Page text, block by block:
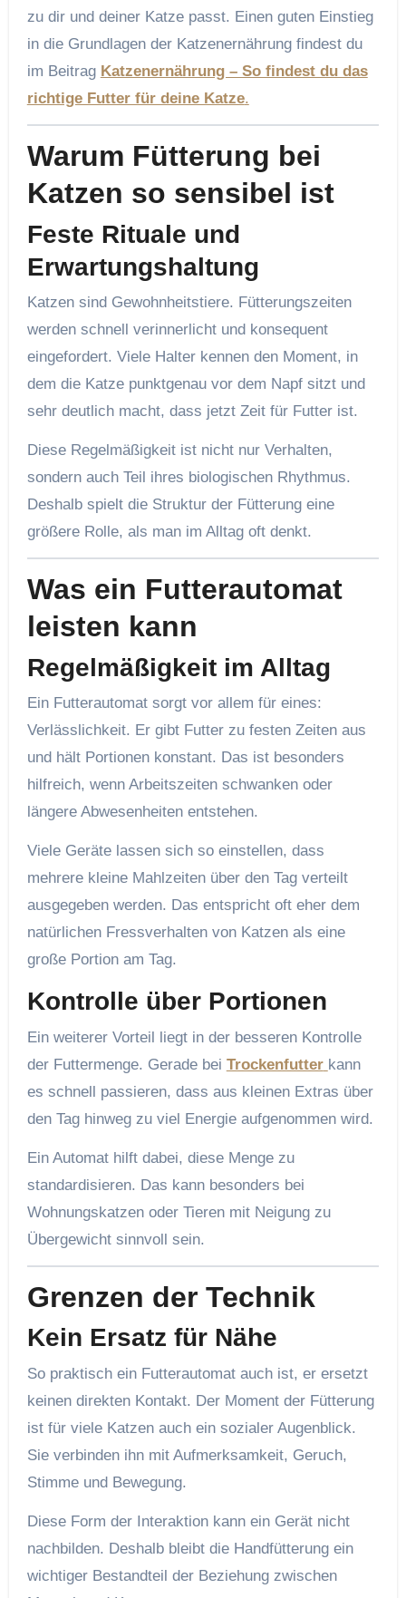
zu dir und deiner Katze passt. Einen guten Einstieg
in die Grundlagen der Katzenernährung findest du
im Beitrag Katzenernährung – So findest du das
richtige Futter für deine Katze.
Warum Fütterung bei
Katzen so sensibel ist
Feste Rituale und
Erwartungshaltung
Katzen sind Gewohnheitstiere. Fütterungszeiten
werden schnell verinnerlicht und konsequent
eingefordert. Viele Halter kennen den Moment, in
dem die Katze punktgenau vor dem Napf sitzt und
sehr deutlich macht, dass jetzt Zeit für Futter ist.
Diese Regelmäßigkeit ist nicht nur Verhalten,
sondern auch Teil ihres biologischen Rhythmus.
Deshalb spielt die Struktur der Fütterung eine
größere Rolle, als man im Alltag oft denkt.
Was ein Futterautomat
leisten kann
Regelmäßigkeit im Alltag
Ein Futterautomat sorgt vor allem für eines:
Verlässlichkeit. Er gibt Futter zu festen Zeiten aus
und hält Portionen konstant. Das ist besonders
hilfreich, wenn Arbeitszeiten schwanken oder
längere Abwesenheiten entstehen.
Viele Geräte lassen sich so einstellen, dass
mehrere kleine Mahlzeiten über den Tag verteilt
ausgegeben werden. Das entspricht oft eher dem
natürlichen Fressverhalten von Katzen als eine
große Portion am Tag.
Kontrolle über Portionen
Ein weiterer Vorteil liegt in der besseren Kontrolle
der Futtermenge. Gerade bei Trockenfutter kann
es schnell passieren, dass aus kleinen Extras über
den Tag hinweg zu viel Energie aufgenommen wird.
Ein Automat hilft dabei, diese Menge zu
standardisieren. Das kann besonders bei
Wohnungskatzen oder Tieren mit Neigung zu
Übergewicht sinnvoll sein.
Grenzen der Technik
Kein Ersatz für Nähe
So praktisch ein Futterautomat auch ist, er ersetzt
keinen direkten Kontakt. Der Moment der Fütterung
ist für viele Katzen auch ein sozialer Augenblick.
Sie verbinden ihn mit Aufmerksamkeit, Geruch,
Stimme und Bewegung.
Diese Form der Interaktion kann ein Gerät nicht
nachbilden. Deshalb bleibt die Handfütterung ein
wichtiger Bestandteil der Beziehung zwischen